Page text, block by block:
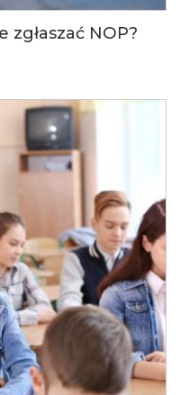
zgłaszać NOP?